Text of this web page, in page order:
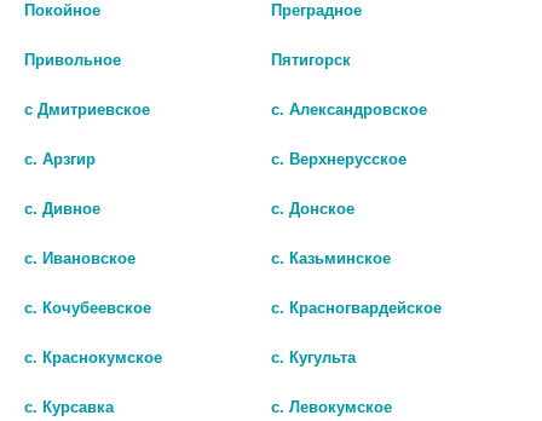
ГЛЕВО 500МГ. №5 ТАБ. П/П/О
ЛЕВОФЛОКСАЦИН 0,5% 5МЛ.
БЕЛМЕДПРЕПАРАТЫ/
Покойное Преградное
Привольное Пятигорск
с Дмитриевское с. Александровское
с. Арзгир с. Верхнерусское
с. Дивное с. Донское
с. Ивановское с. Казьминское
с. Кочубеевское с. Красногвардейское
с. Краснокумское с. Кугульта
с. Курсавка с. Левокумское